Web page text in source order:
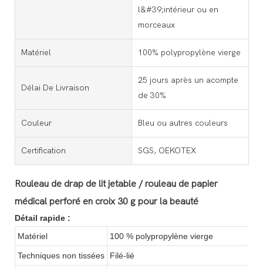
l&#39;intérieur ou en
morceaux
Matériel 100% polypropylène vierge
Délai De Livraison
25 jours après un acompte
de 30%
Couleur Bleu ou autres couleurs
Certification SGS, OEKOTEX
Rouleau de drap de lit jetable / rouleau de papier
médical perforé en croix 30 g pour la beauté
Détail rapide :
Matériel
100 % polypropylène vierge
Techniques non tissées Filé-lié